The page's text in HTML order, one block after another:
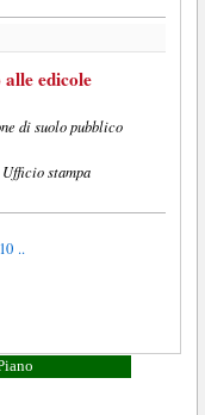
edicole
di suolo pubblico
stampa
10 ..